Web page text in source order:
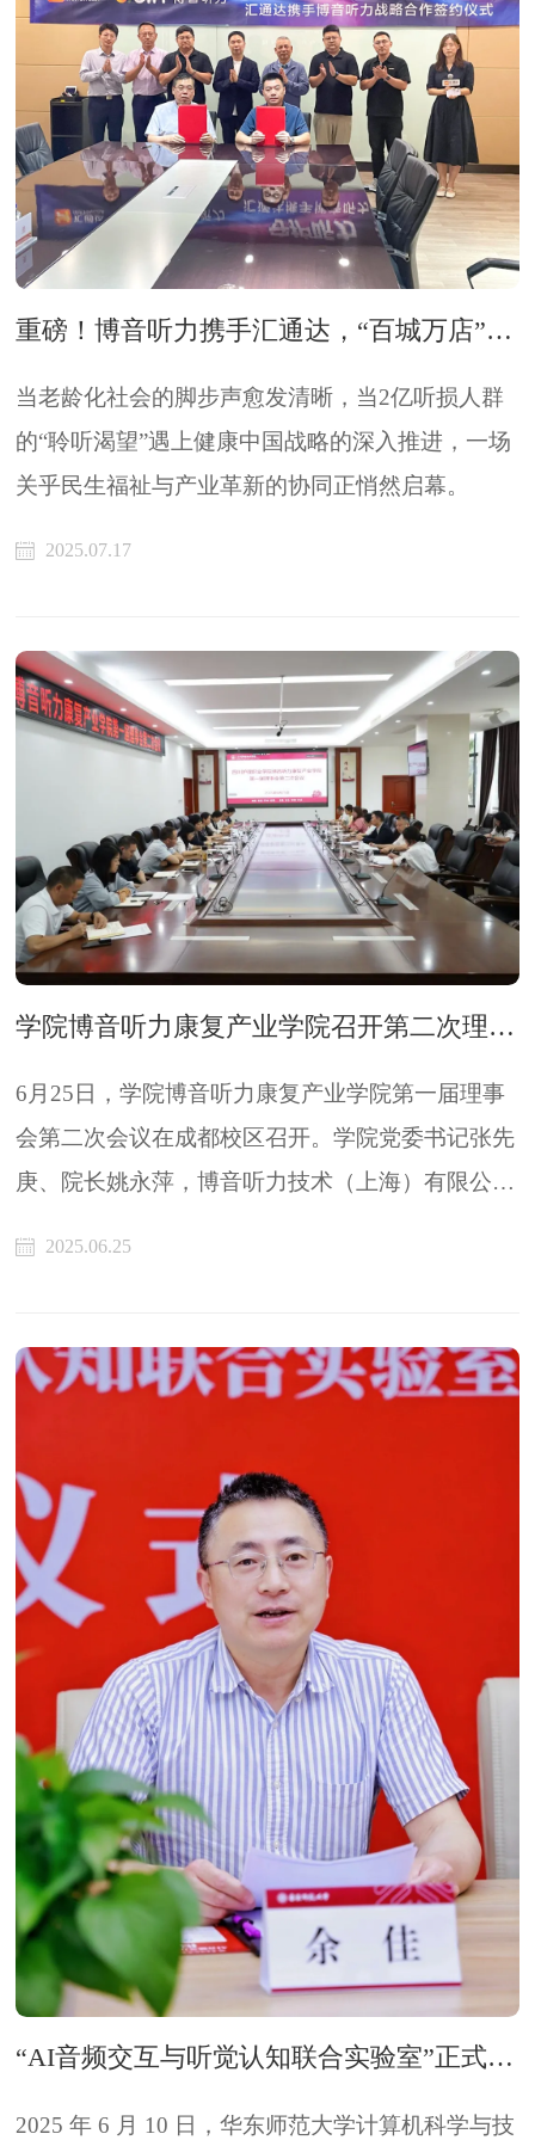
重磅！博音听力携手汇通达，“百城万店”风暴席卷听力健康普惠市场
当老龄化社会的脚步声愈发清晰，当2亿听损人群
的“聆听渴望”遇上健康中国战略的深入推进，一场
关乎民生福祉与产业革新的协同正悄然启幕。
2025.07.17
学院博音听力康复产业学院召开第二次理事会会议
6月25日，学院博音听力康复产业学院第一届理事
会第二次会议在成都校区召开。学院党委书记张先
庚、院长姚永萍，博音听力技术（上海）有限公司
2025.06.25
“AI音频交互与听觉认知联合实验室”正式揭牌
2025 年 6 月 10 日，华东师范大学计算机科学与技